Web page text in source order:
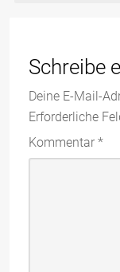
Schreibe
Deine E-Mail-
Erforderliche
Kommentar *